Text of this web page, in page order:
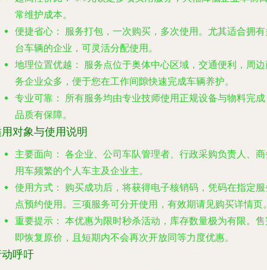
常维护成本。
便捷省心：
服务打包，一次购买，多次使用。尤其适合拥
台车辆的企业，可灵活分配使用。
地理位置优越：
服务点位于奥体中心区域 ，交通便利，周
务企业众多，便于您在工作间隙快速完成车辆养护。
专业可靠：
所有服务均由专业技师使用正规设备与物料完
品质有保障。
对象与使用说明
主要面向： 各企业、公司车队管理者、行政采购负责人、
用车频繁的个人车主及企业主。
使用方式：
购买成功后，将获得电子核销码，凭码在指定
点预约使用。三项服务可分开使用，有效期请见购买详情页
重要提示： 本优惠为限时秒杀活动， 库存数量极为有限。
即恢复原价，且短期内不会再次开放同等力度优惠。
呼吁